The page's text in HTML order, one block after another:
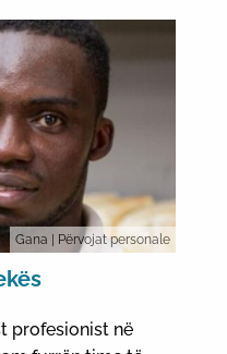
Gana | Përvojat personale
profesionist në